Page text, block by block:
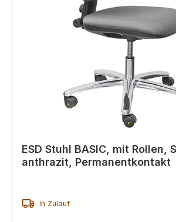
ESD Stuhl BASIC, mit Rollen,
anthrazit, Permanentkontakt
In Zulauf